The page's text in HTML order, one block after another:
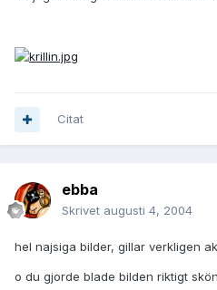
Citat
ebba
Skrivet augusti 4, 2004
hel najsiga bilder, gillar verkligen
o du gjorde blade bilden riktigt